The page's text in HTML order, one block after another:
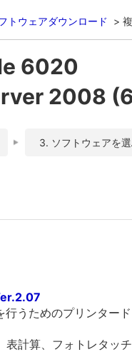
トウェアダウンロード
6020
2008
3. ソフトウェアを
うためのプリンター
表計算、フォトレタッ